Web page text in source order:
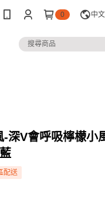
0 中
深V會呼吸檸檬小
配送